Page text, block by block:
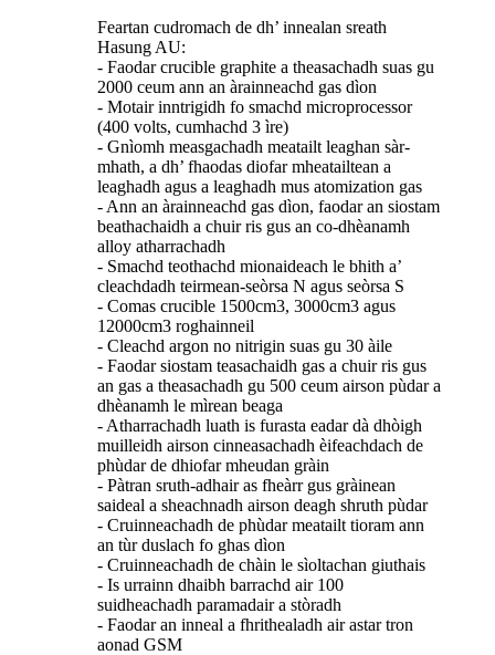
Feartan cudromach de dh’ innealan sreath
Hasung AU:
- Faodar crucible graphite a theasachadh suas gu
2000 ceum ann an àrainneachd gas dìon
- Motair inntrigidh fo smachd microprocessor
(400 volts, cumhachd 3 ìre)
- Gnìomh measgachadh meatailt leaghan sàr-
mhath, a dh’ fhaodas diofar mheatailtean a
leaghadh agus a leaghadh mus atomization gas
- Ann an àrainneachd gas dìon, faodar an siostam
beathachaidh a chuir ris gus an co-dhèanamh
alloy atharrachadh
- Smachd teothachd mionaideach le bhith a’
cleachdadh teirmean-seòrsa N agus seòrsa S
- Comas crucible 1500cm3, 3000cm3 agus
12000cm3 roghainneil
- Cleachd argon no nitrigin suas gu 30 àile
- Faodar siostam teasachaidh gas a chuir ris gus
an gas a theasachadh gu 500 ceum airson pùdar a
dhèanamh le mìrean beaga
- Atharrachadh luath is furasta eadar dà dhòigh
muilleidh airson cinneasachadh èifeachdach de
phùdar de dhiofar mheudan gràin
- Pàtran sruth-adhair as fheàrr gus gràinean
saideal a sheachnadh airson deagh shruth pùdar
- Cruinneachadh de phùdar meatailt tioram ann
an tùr duslach fo ghas dìon
- Cruinneachadh de chàin le sìoltachan giuthais
- Is urrainn dhaibh barrachd air 100
suidheachadh paramadair a stòradh
- Faodar an inneal a fhrithealadh air astar tron ​​​​
aonad GSM